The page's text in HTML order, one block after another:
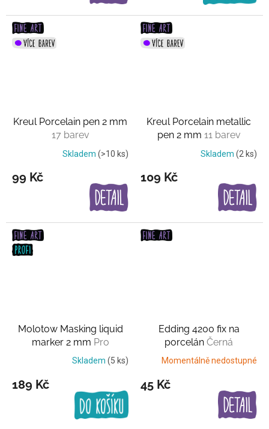
Kreul Porcelain pen 2 mm
17 barev
Skladem (>10 ks)
99 Kč
Kreul Porcelain metallic
pen 2 mm 11 barev
Skladem (2 ks)
109 Kč
Molotow Masking liquid
marker 2 mm Pro
maskování
Skladem (5 ks)
189 Kč
Edding 4200 fix na
porcelán Černá
Momentálně nedostupné
45 Kč